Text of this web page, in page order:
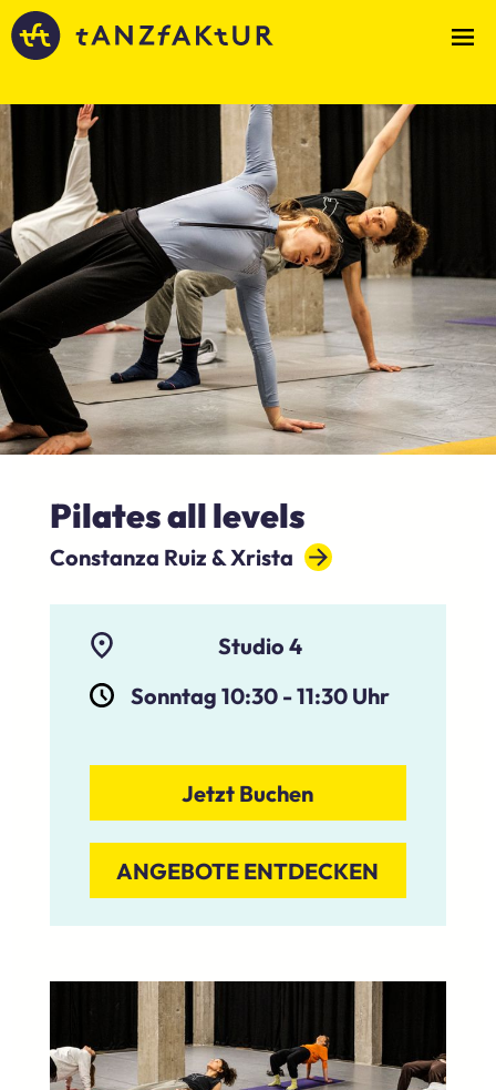
Pilates all levels
Constanza Ruiz & Xrista
Studio 4
Sonntag 10:30 -11:30 Uhr
Jetzt Buchen
ANGEBOTE ENTDECKEN